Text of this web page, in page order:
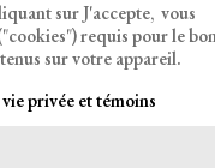
sur J'accepte, vous
requis pour le
sur votre appareil.
privée et témoins